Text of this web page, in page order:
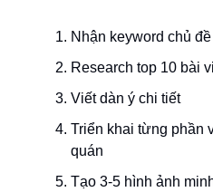
Nhận keyword chủ đề
Research top 10 bài
Viết dàn ý chi tiết
Triển khai từng phần
quán
Tạo 3-5 hình ảnh